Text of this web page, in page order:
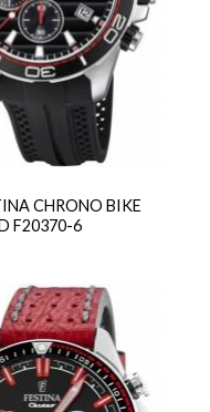
CHRONO BIKE
F20370-6